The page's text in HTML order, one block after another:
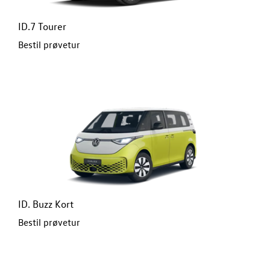
ID.7 Tourer
Bestil prøvetur
ID. Buzz Kort
Bestil prøvetur